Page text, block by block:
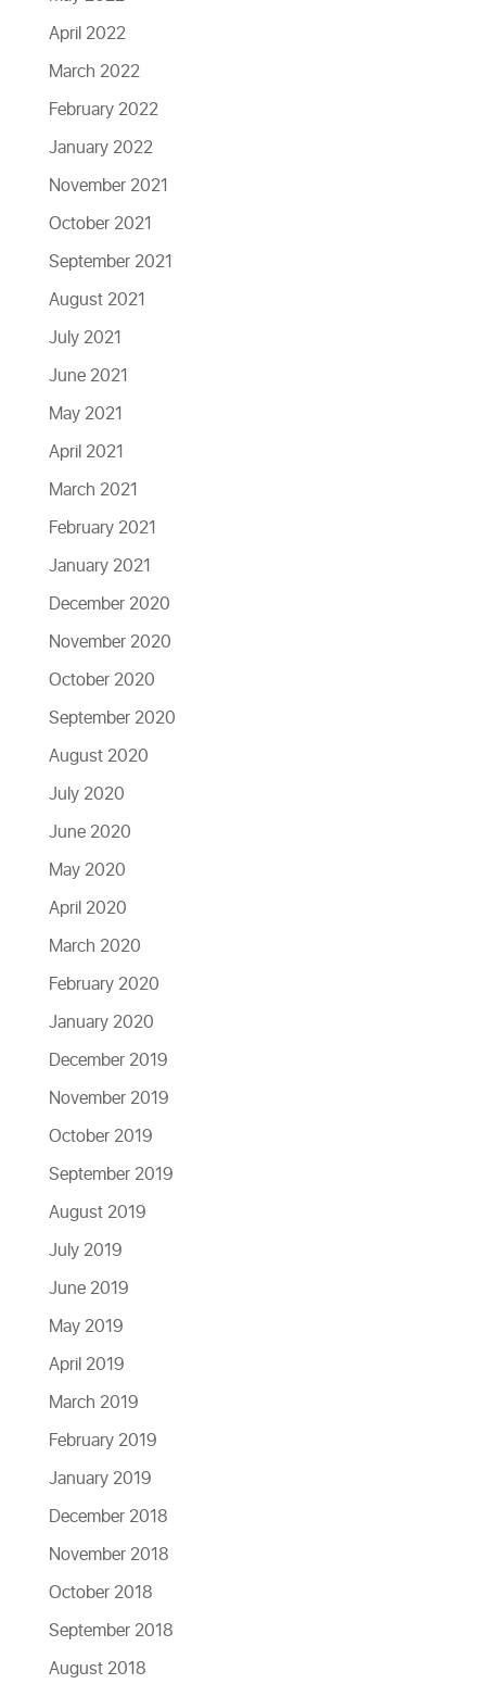
April 2022
March 2022
February 2022
January 2022
November 2021
October 2021
September 2021
August 2021
July 2021
June 2021
May 2021
April 2021
March 2021
February 2021
January 2021
December 2020
November 2020
October 2020
September 2020
August 2020
July 2020
June 2020
May 2020
April 2020
March 2020
February 2020
January 2020
December 2019
November 2019
October 2019
September 2019
August 2019
July 2019
June 2019
May 2019
April 2019
March 2019
February 2019
January 2019
December 2018
November 2018
October 2018
September 2018
August 2018